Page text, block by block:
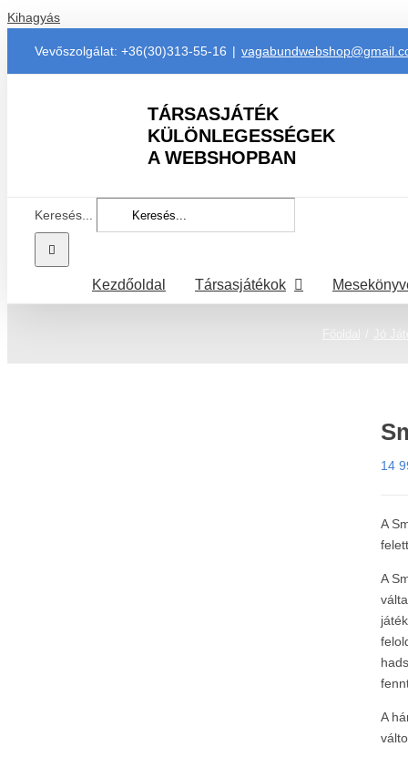
Kihagyás
Vevőszolgálat: +36(30)313-55-16 |
TÁRSASJÁTÉK
KÜLÖNLEGESSÉGEK
A WEBSHOPBAN
Keresés...
Kezdőoldal Társasjátékok
14
A
A
A